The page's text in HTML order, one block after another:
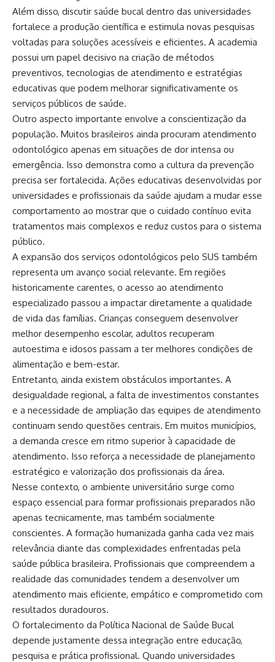
Além disso, discutir saúde bucal dentro das universidades
fortalece a produção científica e estimula novas pesquisas
voltadas para soluções acessíveis e eficientes. A academia
possui um papel decisivo na criação de métodos
preventivos, tecnologias de atendimento e estratégias
educativas que podem melhorar significativamente os
serviços públicos de saúde.
Outro aspecto importante envolve a conscientização da
população. Muitos brasileiros ainda procuram atendimento
odontológico apenas em situações de dor intensa ou
emergência. Isso demonstra como a cultura da prevenção
precisa ser fortalecida. Ações educativas desenvolvidas por
universidades e profissionais da saúde ajudam a mudar esse
comportamento ao mostrar que o cuidado contínuo evita
tratamentos mais complexos e reduz custos para o sistema
público.
A expansão dos serviços odontológicos pelo SUS também
representa um avanço social relevante. Em regiões
historicamente carentes, o acesso ao atendimento
especializado passou a impactar diretamente a qualidade
de vida das famílias. Crianças conseguem desenvolver
melhor desempenho escolar, adultos recuperam
autoestima e idosos passam a ter melhores condições de
alimentação e bem-estar.
Entretanto, ainda existem obstáculos importantes. A
desigualdade regional, a falta de investimentos constantes
e a necessidade de ampliação das equipes de atendimento
continuam sendo questões centrais. Em muitos municípios,
a demanda cresce em ritmo superior à capacidade de
atendimento. Isso reforça a necessidade de planejamento
estratégico e valorização dos profissionais da área.
Nesse contexto, o ambiente universitário surge como
espaço essencial para formar profissionais preparados não
apenas tecnicamente, mas também socialmente
conscientes. A formação humanizada ganha cada vez mais
relevância diante das complexidades enfrentadas pela
saúde pública brasileira. Profissionais que compreendem a
realidade das comunidades tendem a desenvolver um
atendimento mais eficiente, empático e comprometido com
resultados duradouros.
O fortalecimento da Política Nacional de Saúde Bucal
depende justamente dessa integração entre educação,
pesquisa e prática profissional. Quando universidades